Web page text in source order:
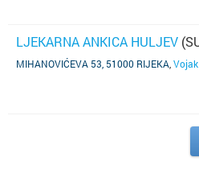
LJEKARNA ANKICA HULJEV
MIHANOVIĆEVA 53, 51000 RIJEKA Vojak